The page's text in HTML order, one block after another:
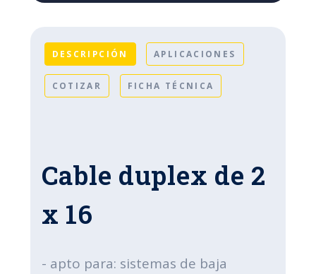
DESCRIPCIÓN APLICACIONES
COTIZAR FICHA TÉCNICA
Cable duplex de 2
x 16
- apto para: sistemas de baja